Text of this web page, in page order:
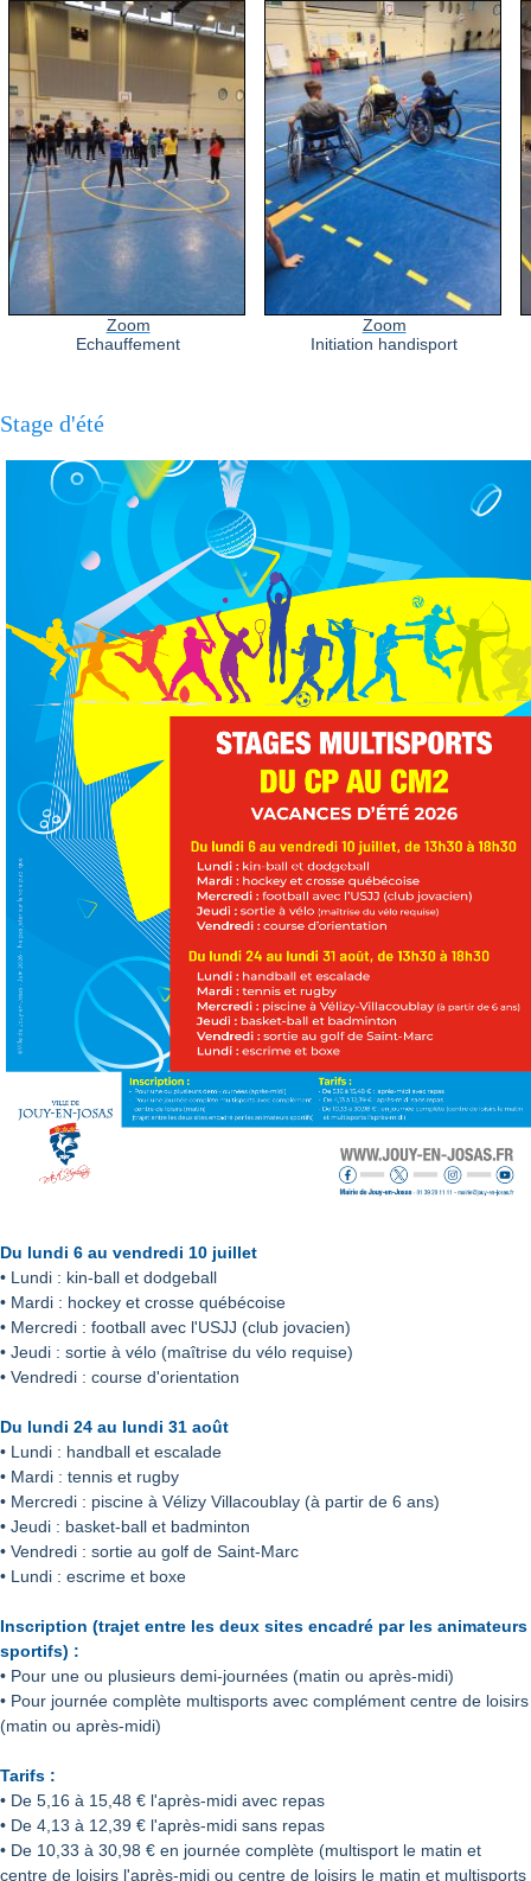
Zoom
Echauffement
Zoom
Initiation handisport
Stage d'été
Du lundi 6 au vendredi 10 juillet
• Lundi : kin-ball et dodgeball
• Mardi : hockey et crosse québécoise
• Mercredi : football avec l'USJJ (club jovacien)
• Jeudi : sortie à vélo (maîtrise du vélo requise)
• Vendredi : course d'orientation
Du lundi 24 au lundi 31 août
• Lundi : handball et escalade
• Mardi : tennis et rugby
• Mercredi : piscine à Vélizy Villacoublay (à partir de 6 ans)
• Jeudi : basket-ball et badminton
• Vendredi : sortie au golf de Saint-Marc
• Lundi : escrime et boxe
Inscription (trajet entre les deux sites encadré par les animateurs
sportifs) :
• Pour une ou plusieurs demi-journées (matin ou après-midi)
• Pour journée complète multisports avec complément centre de loisirs
(matin ou après-midi)
Tarifs :
• De 5,16 à 15,48 € l'après-midi avec repas
• De 4,13 à 12,39 € l'après-midi sans repas
• De 10,33 à 30,98 € en journée complète (multisport le matin et
centre de loisirs l'après-midi ou centre de loisirs le matin et multisports